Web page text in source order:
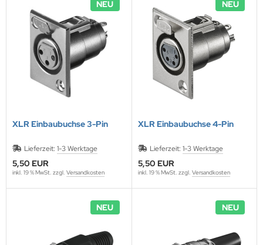
NEU
XLR Einbaubuchse 3-Pin
Lieferzeit: 1-3 Werktage
5,50 EUR
inkl. 19 % MwSt. zzgl. Versandkosten
NEU
XLR Einbaubuchse 4-Pin
Lieferzeit: 1-3 Werktage
5,50 EUR
inkl. 19 % MwSt. zzgl. Versandkosten
NEU NEU